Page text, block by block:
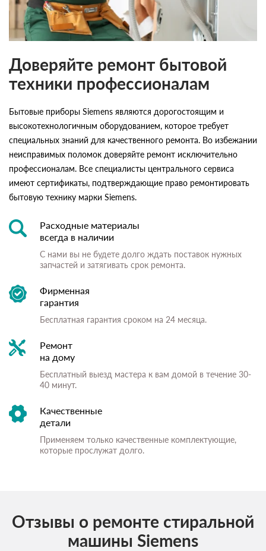
Доверяйте ремонт бытовой
техники профессионалам
Бытовые приборы Siemens являются дорогостоящим и
высокотехнологичным оборудованием, которое требует
специальных знаний для качественного ремонта. Во избежании
неисправимых поломок доверяйте ремонт исключительно
профессионалам. Все специалисты центрального сервиса
имеют сертификаты, подтверждающие право ремонтировать
бытовую технику марки Siemens.
Расходные материалы
всегда в наличии
С нами вы не будете долго ждать поставок нужных
запчастей и затягивать срок ремонта.
Фирменная
гарантия
Бесплатная гарантия сроком на 24 месяца.
Ремонт
на дому
Бесплатный выезд мастера к вам домой в течение 30-
40 минут.
Качественные
детали
Применяем только качественные комплектующие,
которые прослужат долго.
Отзывы о ремонте стиральной
машины Siemens